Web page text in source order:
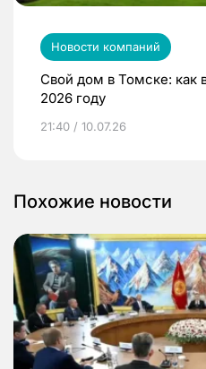
Новости компаний
Свой дом в Томске: как
2026 году
21:40 / 10.07.26
Похожие новости